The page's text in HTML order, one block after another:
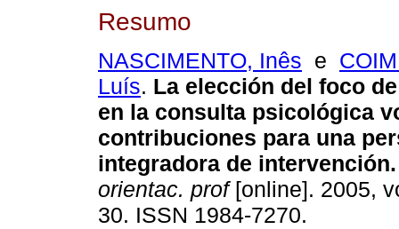
Resumo
NASCIMENTO, Inês e
Luís. La elección del foco
en la consulta psicológica
contribuciones para una
integradora de intervención.
orientac. prof[online]. 2005,
30. ISSN 1984-7270.